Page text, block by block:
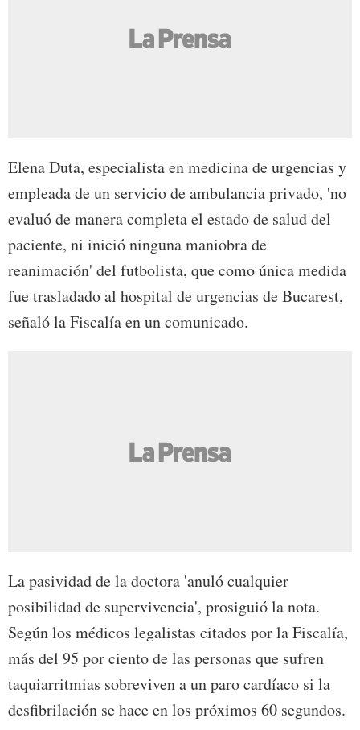
Elena Duta, especialista en medicina de urgencias y
empleada de un servicio de ambulancia privado, 'no
evaluó de manera completa el estado de salud del
paciente, ni inició ninguna maniobra de
reanimación' del futbolista, que como única medida
fue trasladado al hospital de urgencias de Bucarest,
señaló la Fiscalía en un comunicado.
La pasividad de la doctora 'anuló cualquier
posibilidad de supervivencia', prosiguió la nota.
Según los médicos legalistas citados por la Fiscalía,
más del 95 por ciento de las personas que sufren
taquiarritmias sobreviven a un paro cardíaco si la
desfibrilación se hace en los próximos 60 segundos.